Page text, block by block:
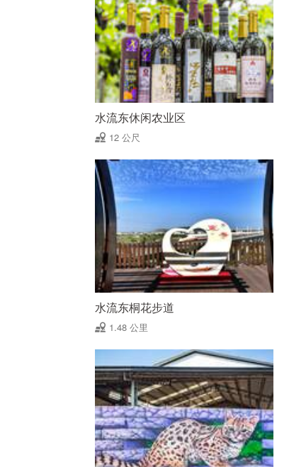
水流东休闲农业区
12 公尺
水流东桐花步道
1.48 公里